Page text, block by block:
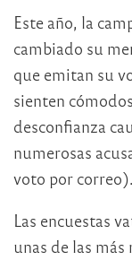
Este año, la
cambiado su
que emitan su
sienten
desconfianza
numerosas
voto por correo).
Las encuestas
unas de las